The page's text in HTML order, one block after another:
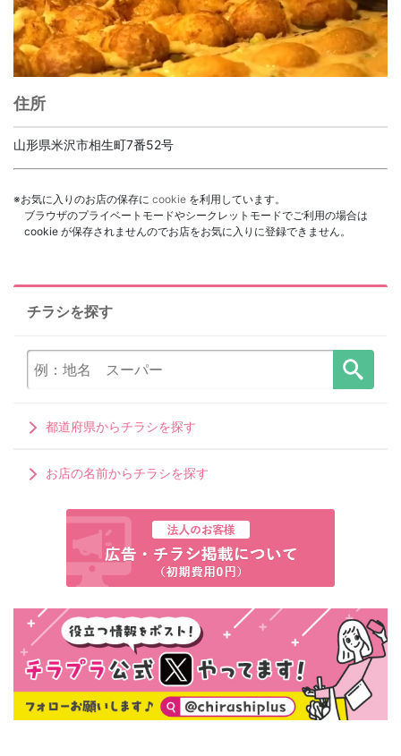
住所
山形県米沢市相生町7番52号
※お気に入りのお店の保存に cookie を利用しています。
ブラウザのプライベートモードやシークレットモードでご利用の場合は
cookie が保存されませんのでお店をお気に入りに登録できません。
チラシを探す
都道府県からチラシを探す
お店の名前からチラシを探す